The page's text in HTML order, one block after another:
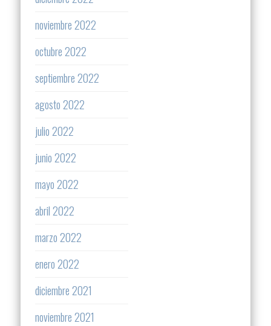
noviembre 2022
octubre 2022
septiembre 2022
agosto 2022
julio 2022
junio 2022
mayo 2022
abril 2022
marzo 2022
enero 2022
diciembre 2021
noviembre 2021